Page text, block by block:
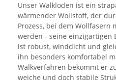
Unser Walkloden ist ein
wärmender Wollstoff, der
Prozess, bei dem Wollfasern
werden - seine einzigartigen
ist robust, winddicht und
ihn besonders komfortabel
Walkverfahren bekommt er
weiche und doch stabile